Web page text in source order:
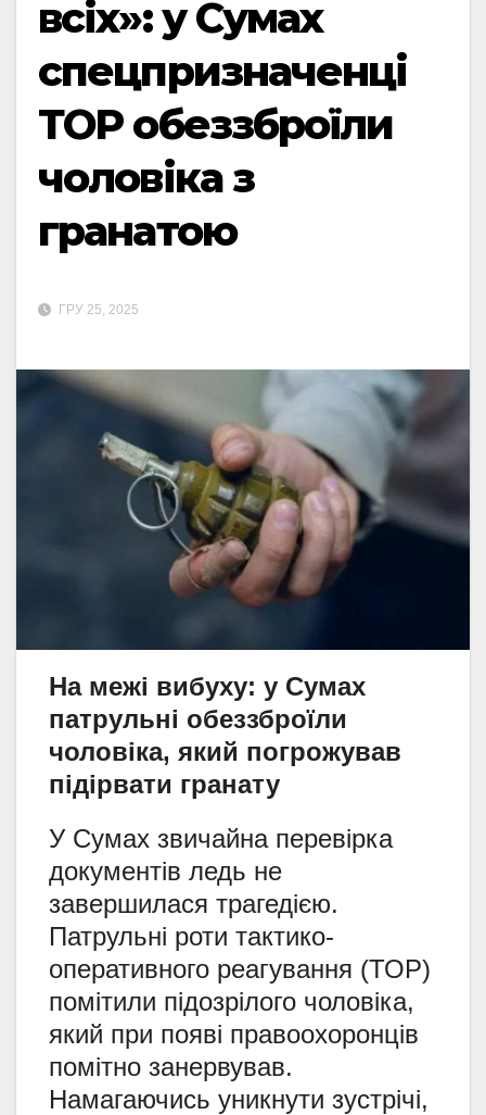
всіх»: у Сумах
спецпризначенці
ТОР обеззброїли
чоловіка з
гранатою
ГРУ 25, 2025
На межі вибуху: у Сумах
патрульні обеззброїли
чоловіка, який погрожував
підірвати гранату
У Сумах звичайна перевірка
документів ледь не
завершилася трагедією.
Патрульні роти тактико-
оперативного реагування (ТОР)
помітили підозрілого чоловіка,
який при появі правоохоронців
помітно занервував.
Намагаючись уникнути зустрічі,